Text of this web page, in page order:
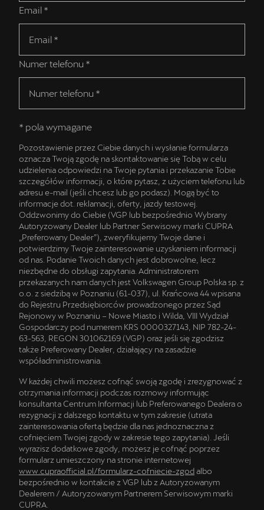
Email *
Numer telefonu *
* pola wymagane
Pozostawienie przez Ciebie danych i wysłanie formularza
oznacza Twoją zgodę na skontaktowanie się Tobą w celu
udzielenia odpowiedzi na Twoje pytania i przekazanie Tobie
szczegółów informacji, o które pytasz, z użyciem telefonu lub
adresu e-mail (jeśli chcesz lub go podasz). Mogą być to
informacje dot. reklamacji, oferty, jazdy testowej.
Oddzwonimy do Ciebie (VGP lub bezpośrednio Wybrany
Autoryzowany Dealer lub Partner Serwisowy marki CUPRA
„Preferowany Dealer”), zweryfikujemy Twoje dane i
potwierdzimy Twoje zainteresowanie uzyskaniem informacji
od nas. Podanie Twoich danych jest dobrowolne, lecz
niezbędne do obsługi zapytania. Administratorem
przekazanych nam danych jest Volkswagen Group Polska sp. z
o.o. z siedzibą w Poznaniu (61-037), ul. Krańcowa 44 wpisana
do Rejestru Przedsiębiorców prowadzonego przez Sąd
Rejonowy w Poznaniu – Nowe Miasto i Wilda, VIII Wydział
Gospodarczy pod numerem KRS 0000327143, NIP 782-24-
63-563, REGON 301062169 (VGP) oraz jeśli się zgodzisz
także Preferowany Dealer, działający na zasadzie
współadministrowania.
W każdej chwili możesz cofnąć swoją zgodę i zrezygnować z
otrzymania informacji podczas rozmowy informując
konsultanta Centrum Informacji lub Preferowanego Dealera o
rezygnacji z dalszego kontaktu w tym zakresie (utrata
zainteresowania ofertą będzie dla nas jednoznaczna z
cofnięciem Twojej zgody w zakresie tego zapytania). Jeśli
wyrazisz dodatkowe zgody, możesz je cofnąć poprzez
formularz umieszczony na stronie internetowej
www.cupraofficial.pl/formularz-cofniecie-zgodalbo
bezpośrednio w kontakcie z VGP lub z Autoryzowanym
Dealerem / Autoryzowanym Partnerem Serwisowym marki
CUPRA.